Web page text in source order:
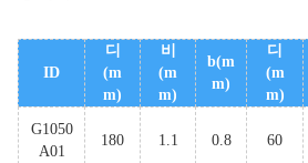
ID
디
(m
m)
비
(m
m)
b(m
m)
디
(m
m)
G1050
A01
180 1.1 0.8 60